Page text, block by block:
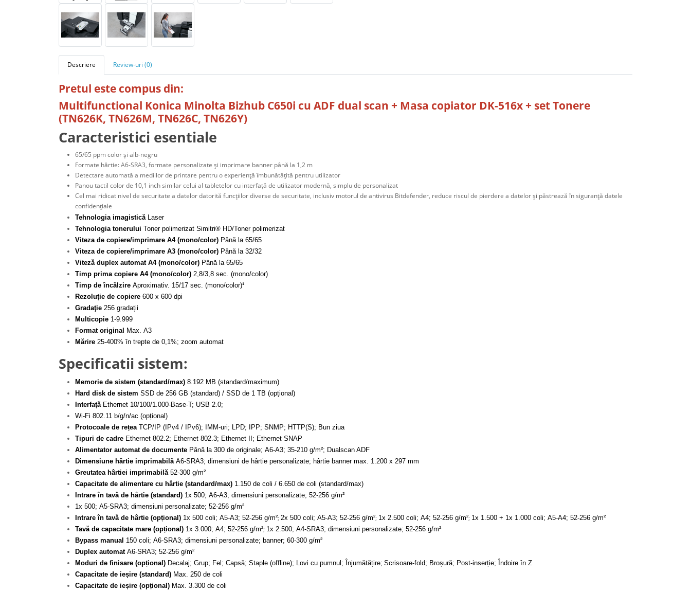
Descriere Review-uri (0)
Pretul este compus din:
Multifunctional Konica Minolta Bizhub C650i cu ADF dual scan + Masa copiator DK-516x + set Tonere
(TN626K, TN626M, TN626C, TN626Y)
Caracteristici esentiale
65/65 ppm color şi alb-negru
Formate hârtie: A6-SRA3, formate personalizate şi imprimare banner până la 1,2 m
Detectare automată a mediilor de printare pentru o experienţă îmbunătăţită pentru utilizator
Panou tactil color de 10,1 inch similar celui al tabletelor cu interfaţă de utilizator modernă, simplu de personalizat
Cel mai ridicat nivel de securitate a datelor datorită funcţiilor diverse de securitate, inclusiv motorul de antivirus Bitdefender, reduce riscul de pierdere a datelor şi păstrează în siguranţă datele
confidenţiale
Tehnologia imagistică Laser
Tehnologia tonerului Toner polimerizat Simitri® HD/Toner polimerizat
Viteza de copiere/imprimare A4 (mono/color) Până la 65/65
Viteza de copiere/imprimare A3 (mono/color) Până la 32/32
Viteză duplex automat A4 (mono/color) Până la 65/65
Timp prima copiere A4 (mono/color) 2,8/3,8 sec. (mono/color)
Timp de încălzire Aproximativ. 15/17 sec. (mono/color)¹
Rezoluție de copiere 600 x 600 dpi
Gradaţie 256 gradații
Multicopie 1-9.999
Format original
Max. A3
Mărire 25-400% în trepte de 0,1%; zoom automat
Specificatii sistem:
Memorie de sistem (standard/max) 8.192 MB (standard/maximum)
Hard disk de sistem SSD de 256 GB (standard) / SSD de 1 TB (opțional)
Interfață Ethernet 10/100/1.000-Base-T; USB 2.0;
Wi-Fi 802.11 b/g/n/ac (opțional)
Protocoale de rețea TCP/IP (IPv4 / IPv6); IMM-uri; LPD; IPP; SNMP; HTTP(S); Bun ziua
Tipuri de cadre Ethernet 802.2; Ethernet 802.3; Ethernet II; Ethernet SNAP
Alimentator automat de documente Până la 300 de originale; A6-A3; 35-210 g/m²; Dualscan ADF
Dimensiune hârtie imprimabilă A6-SRA3; dimensiuni de hârtie personalizate; hârtie banner max. 1.200 x 297 mm
Greutatea hârtiei imprimabilă 52-300 g/m²
Capacitate de alimentare cu hârtie (standard/max) 1.150 de coli / 6.650 de coli (standard/max)
Intrare în tavă de hârtie (standard) 1x 500; A6-A3; dimensiuni personalizate; 52-256 g/m²
1x 500; A5-SRA3; dimensiuni personalizate; 52-256 g/m²
Intrare în tavă de hârtie (opțional) 1x 500 coli; A5-A3; 52-256 g/m²; 2x 500 coli; A5-A3; 52-256 g/m²; 1x 2.500 coli; A4; 52-256 g/m²; 1x 1.500 + 1x 1.000 coli; A5-A4; 52-256 g/m²
Tavă de capacitate mare (opțional) 1x 3.000; A4; 52-256 g/m²; 1x 2.500; A4-SRA3; dimensiuni personalizate; 52-256 g/m²
Bypass manual 150 coli; A6-SRA3; dimensiuni personalizate; banner; 60-300 g/m²
Duplex automatA6-SRA3; 52-256 g/m²
Moduri de finisare (opțional) Decalaj; Grup; Fel; Capsă; Staple (offline); Lovi cu pumnul; Înjumătățire; Scrisoare-fold; Broșură; Post-inserție; Îndoire în Z
Capacitate de ieșire (standard) Max. 250 de coli
Capacitate de ieșire (opțional) Max. 3.300 de coli